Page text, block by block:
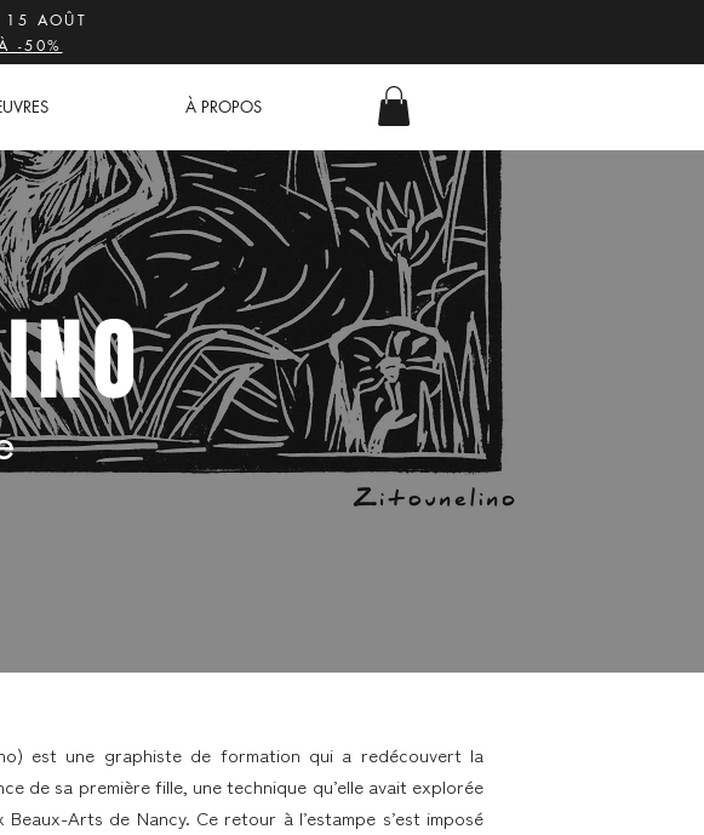
15 AOÛT
-50%
À PROPOS
est une graphiste de formation qui a redécouvert la
de sa première fille, une technique qu’elle avait explorée
Arts de Nancy. Ce retour à l’estampe s’est imposé